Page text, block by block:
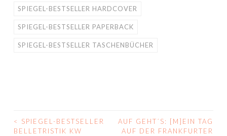
SPIEGEL-BESTSELLER HARDCOVER
SPIEGEL-BESTSELLER PAPERBACK
SPIEGEL-BESTSELLER TASCHENBÜCHER
BEITRAGS-
<
SPIEGEL-BESTSELLER
BELLETRISTIK KW
AUF GEHT´S: [M]EIN TAG
AUF DER FRANKFURTER